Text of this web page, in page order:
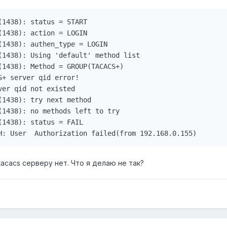
status = START
action = LOGIN
authen_type = LOGIN
Using 'default' method list
Method = GROUP(TACACS+)
server qid error!
qid not existed
try next method
no methods left to try
status = FAIL
серверу нет. Что я делаю не так?